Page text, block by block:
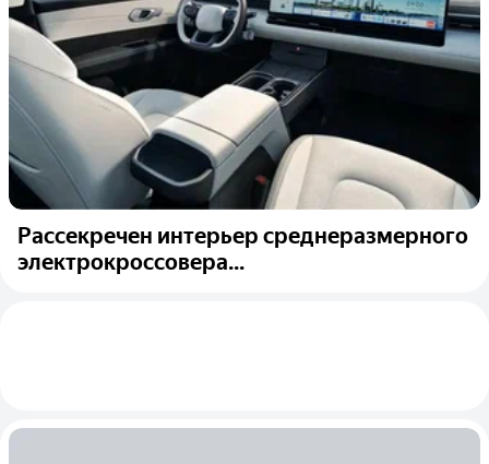
Рассекречен интерьер среднеразмерного
электрокроссовера...